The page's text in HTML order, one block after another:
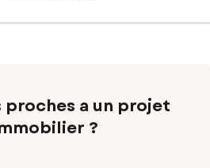
proches a un projet
?